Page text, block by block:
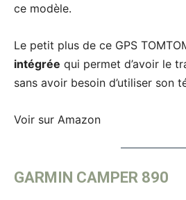
ce modèle.
Le petit plus de ce GPS
intégrée qui permet d’avoir le
sans avoir besoin d’utiliser son
Voir sur Amazon
GARMIN CAMPER 890